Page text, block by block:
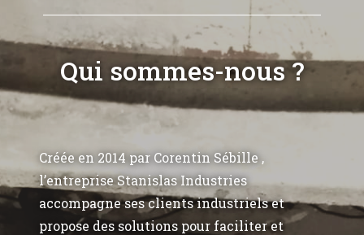
Qui sommes-nous ?
Créée en 2014 par Corentin Sébille ,
l’entreprise Stanislas Industries
accompagne ses clients industriels et
propose des solutions pour faciliter et